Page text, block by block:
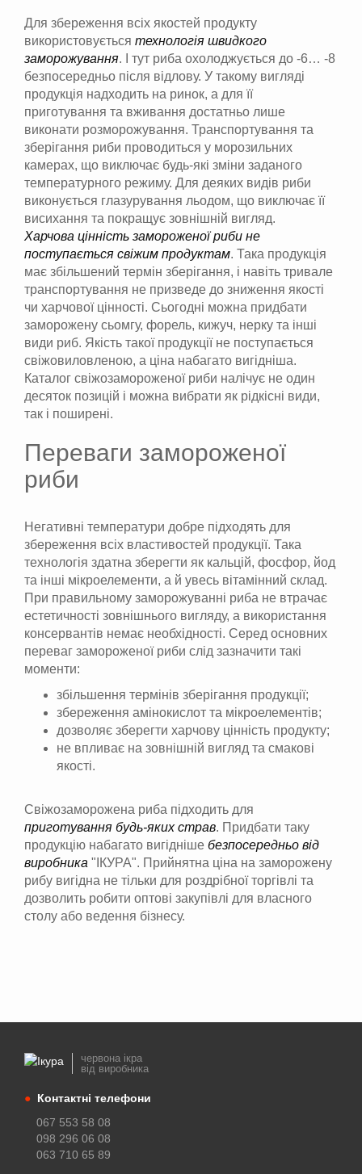
Для збереження всіх якостей продукту
використовується технологія швидкого
заморожування. І тут риба охолоджується до -6… -8
безпосередньо після відлову. У такому вигляді
продукція надходить на ринок, а для її
приготування та вживання достатньо лише
виконати розморожування. Транспортування та
зберігання риби проводиться у морозильних
камерах, що виключає будь-які зміни заданого
температурного режиму. Для деяких видів риби
виконується глазурування льодом, що виключає її
висихання та покращує зовнішній вигляд.
Харчова цінність замороженої риби не
поступається свіжим продуктам. Така продукція
має збільшений термін зберігання, і навіть тривале
транспортування не призведе до зниження якості
чи харчової цінності. Сьогодні можна придбати
заморожену сьомгу, форель, кижуч, нерку та інші
види риб. Якість такої продукції не поступається
свіжовиловленою, а ціна набагато вигідніша.
Каталог свіжозамороженої риби налічує не один
десяток позицій і можна вибрати як рідкісні види,
так і поширені.
Переваги замороженої
риби
Негативні температури добре підходять для
збереження всіх властивостей продукції. Така
технологія здатна зберегти як кальцій, фосфор, йод
та інші мікроелементи, а й увесь вітамінний склад.
При правильному заморожуванні риба не втрачає
естетичності зовнішнього вигляду, а використання
консервантів немає необхідності. Серед основних
переваг замороженої риби слід зазначити такі
моменти:
збільшення термінів зберігання продукції;
збереження амінокислот та мікроелементів;
дозволяє зберегти харчову цінність продукту;
не впливає на зовнішній вигляд та смакові
якості.
Свіжозаморожена риба підходить для
приготування будь-яких страв. Придбати таку
продукцію набагато вигідніше безпосередньо від
виробника "ІКУРА". Прийнятна ціна на заморожену
рибу вигідна не тільки для роздрібної торгівлі та
дозволить робити оптові закупівлі для власного
столу або ведення бізнесу.
червона ікра
від виробника
● Контактні телефони
067 553 58 08
098 296 06 08
063 710 65 89